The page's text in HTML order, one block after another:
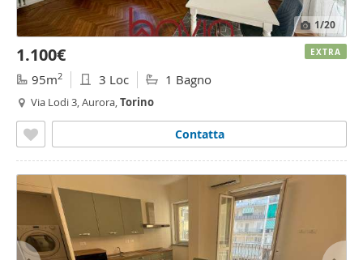
1/20
1.100€
95m2 3 Loc 1 Bagno
Via Lodi 3, Aurora,Torino
Contatta
EXTRA